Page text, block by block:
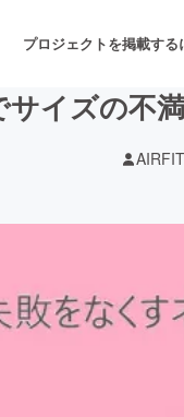
プロジェクトを掲載する
ーム・サービス開発
イズの不
AIRFIT